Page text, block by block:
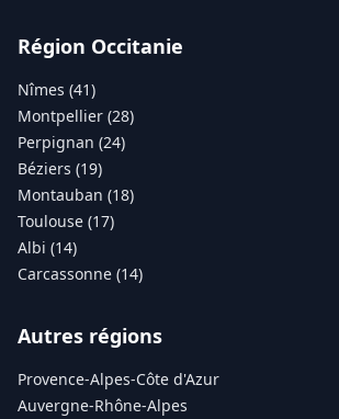
Région Occitanie
Nîmes (41)
Montpellier (28)
Perpignan (24)
Béziers (19)
Montauban (18)
Toulouse (17)
Albi (14)
Carcassonne (14)
Autres régions
Provence-Alpes-Côte d'Azur
Auvergne-Rhône-Alpes